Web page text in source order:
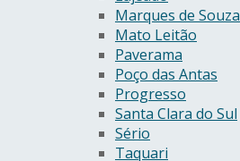
Marques de Souza
Mato Leitão
Paverama
Poço das Antas
Progresso
Santa Clara do Sul
Sério
Taquari